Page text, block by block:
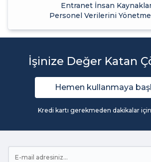
Entranet İnsan
Personel Verilerini Yönetme
İşinize Değer Katan
Hemen kullanmaya
Kredi kartı gerekmeden dakikalar